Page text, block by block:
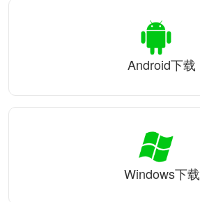
Android下载
Windows下载